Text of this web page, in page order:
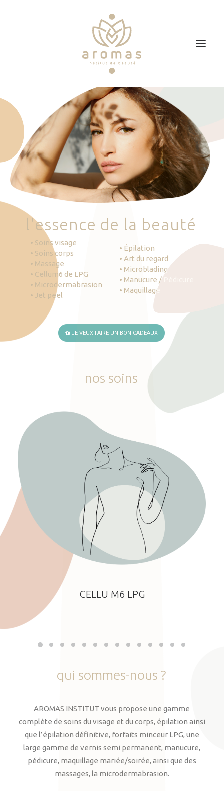
Soins
Je veux faire un bon cadeau
Plan d’accès
Prendre RDV
'essence de la beauté
• Soins visage
• Soins corps
• Massage
• Cellum6 de LPG
• Microdermabrasion
• Jet peel
• Épilation
• Art du regard
• Microblading
• Manucure / Pédicure
• Maquillage
JE VEUX FAIRE UN BON CADEAUX
nos soins
CELLU M6 LPG
qui sommes-nous ?
AROMAS INSTITUT vous propose une gamme
complète de soins du visage et du corps, épilation ainsi
que l’épilation définitive, forfaits minceur LPG, une
large gamme de vernis semi permanent, manucure,
pédicure, maquillage mariée/soirée, ainsi que des
massages, la microdermabrasion.